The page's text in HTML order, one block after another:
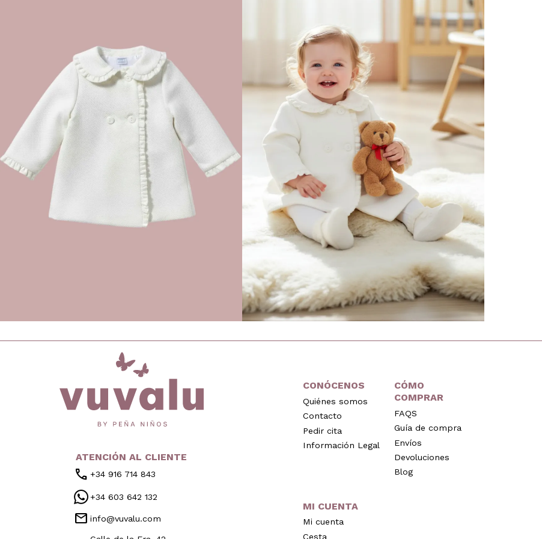
ATENCIÓN AL CLIENTE
call +34 916 714 843
+34 603 642 132
mail info@vuvalu.com
CONÓCENOS
Quiénes somos
Contacto
Pedir cita
Información Legal
CÓMO
COMPRAR
FAQS
Guía de compra
Envíos
Devoluciones
Blog
MI CUENTA
Mi cuenta
Cesta